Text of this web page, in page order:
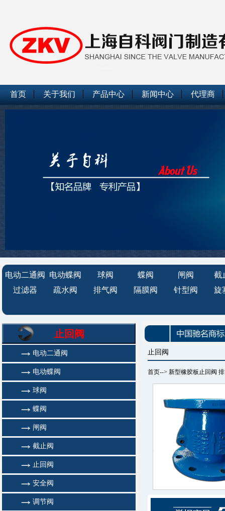
首页 关于我们 产品中心 新闻中心 代理商
电动二通阀 电动蝶阀 球阀 蝶阀 闸阀
截
过滤器
疏水阀 排气阀 隔膜阀 针型阀 旋
止回阀
电动二通阀
电动蝶阀
球阀
蝶阀
闸阀
截止阀
止回阀
安全阀
调节阀
止回阀
首页--> 新型橡胶板止回阀